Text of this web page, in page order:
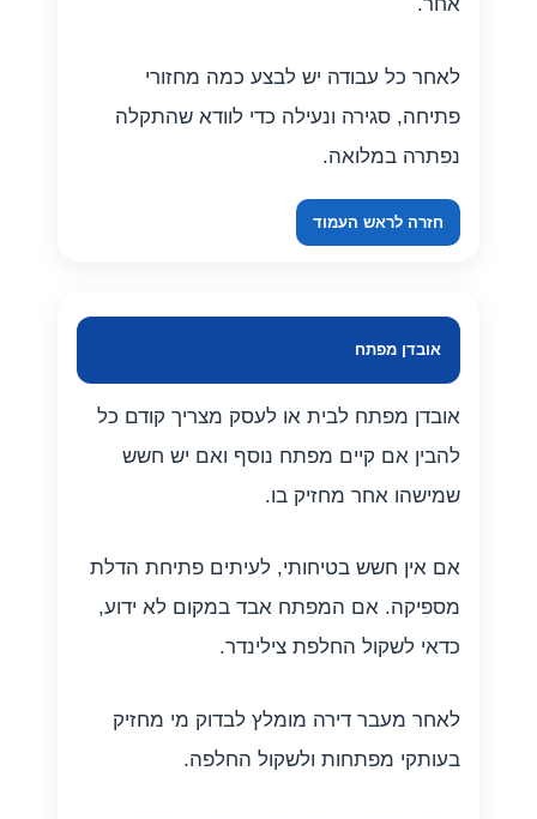
לאחר כל עבודה יש לבצע כמה מחזורי
פתיחה, סגירה ונעילה כדי לוודא שהתקלה
נפתרה במלואה.
חזרה לראש העמוד
אובדן מפתח
אובדן מפתח לבית או לעסק מצריך קודם כל
להבין אם קיים מפתח נוסף ואם יש חשש
שמישהו אחר מחזיק בו.
אם אין חשש בטיחותי, לעיתים פתיחת הדלת
מספיקה. אם המפתח אבד במקום לא ידוע,
כדאי לשקול החלפת צילינדר.
לאחר מעבר דירה מומלץ לבדוק מי מחזיק
בעותקי מפתחות ולשקול החלפה.